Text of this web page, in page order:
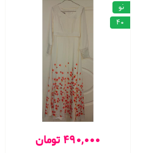
490,000 تومان
نو
40